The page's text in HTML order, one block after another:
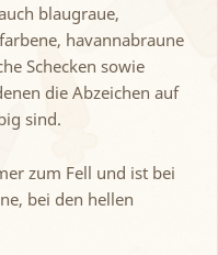
blaugraue,
havannabraune
Schecken sowie
die Abzeichen auf
sind.
zum Fell und ist bei
bei den hellen